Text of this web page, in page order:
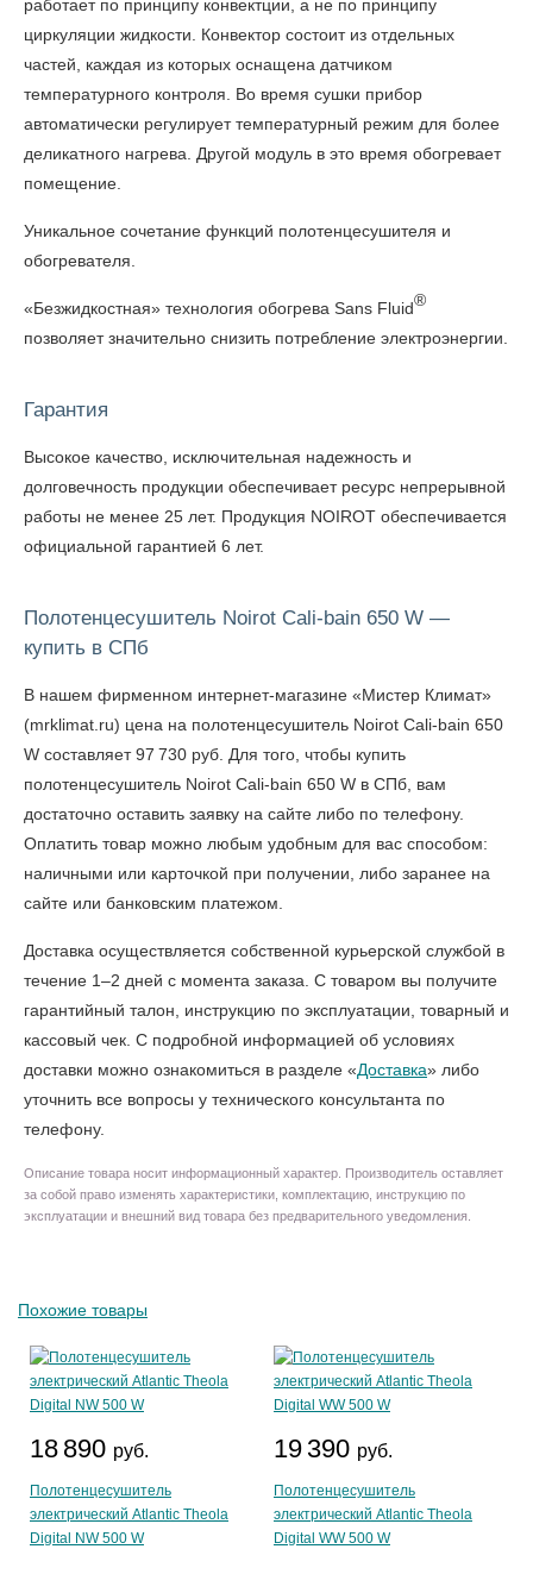
работает по принципу конвектции, а не по принципу
циркуляции жидкости. Конвектор состоит из отдельных
частей, каждая из которых оснащена датчиком
температурного контроля. Во время сушки прибор
автоматически регулирует температурный режим для более
деликатного нагрева. Другой модуль в это время обогревает
помещение.
Уникальное сочетание функций полотенцесушителя и
обогревателя.
«Безжидкостная» технология обогрева Sans Fluid®
позволяет значительно снизить потребление электроэнергии.
Гарантия
Высокое качество, исключительная надежность и
долговечность продукции обеспечивает ресурс непрерывной
работы не менее 25 лет. Продукция NOIROT обеспечивается
официальной гарантией 6 лет.
Полотенцесушитель Noirot Cali-bain 650 W —
купить в СПб
В нашем фирменном интернет-магазине «Мистер Климат»
(mrklimat.ru) цена на полотенцесушитель Noirot Cali-bain 650
W составляет 97 730 руб. Для того, чтобы купить
полотенцесушитель Noirot Cali-bain 650 W в СПб , вам
достаточно оставить заявку на сайте либо по телефону.
Оплатить товар можно любым удобным для вас способом:
наличными или карточкой при получении, либо заранее на
сайте или банковским платежом.
Доставка осуществляется собственной курьерской службой в
течение 1–2 дней с момента заказа. С товаром вы получите
гарантийный талон, инструкцию по эксплуатации, товарный и
кассовый чек. С подробной информацией об условиях
доставки можно ознакомиться в разделе «Доставка» либо
уточнить все вопросы у технического консультанта по
телефону.
Описание товара носит информационный характер. Производитель оставляет
за собой право изменять характеристики, комплектацию, инструкцию по
эксплуатации и внешний вид товара без предварительного уведомления.
Похожие товары
18 890 руб.
Полотенцесушитель
электрический Atlantic Theola
Digital NW 500 W
19 390 руб.
Полотенцесушитель
электрический Atlantic Theola
Digital WW 500 W